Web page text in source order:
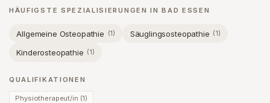
HÄUFIGSTE SPEZIALISIERUNGEN INBAD ESSEN
Allgemeine Osteopathie (1) Säuglingsosteopathie (1)
Kinderosteopathie (1)
QUALIFIKATIONEN
Physiotherapeut/in (1)